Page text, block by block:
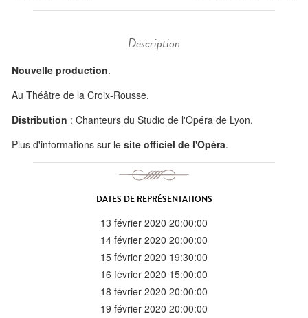
Description
Nouvelle production.
Au Théâtre de la Croix-Rousse.
Distribution : Chanteurs du Studio de l'Opéra de Lyon.
Plus d'informations sur le site officiel de l'Opéra.
DATES DE REPRÉSENTATIONS
13 février 2020 20:00:00
14 février 2020 20:00:00
15 février 2020 19:30:00
16 février 2020 15:00:00
18 février 2020 20:00:00
19 février 2020 20:00:00